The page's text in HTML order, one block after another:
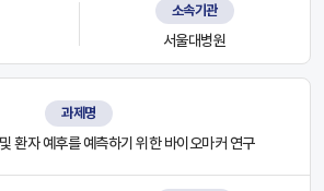
소속기관
서울대병원
과제명
환자 예후를 예측하기 위한 바이오마커 연구